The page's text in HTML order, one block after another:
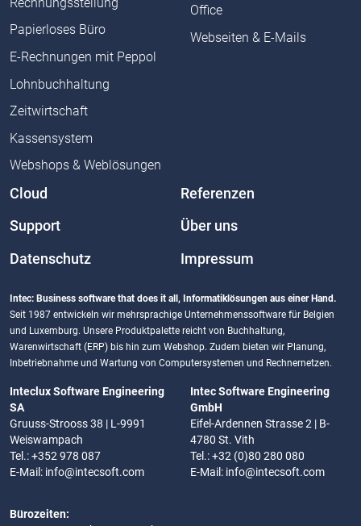
Papierloses Büro
E-Rechnungen mit Peppol
Lohnbuchhaltung
Zeitwirtschaft
Kassensystem
Webshops & Weblösungen
Office
Webseiten & E-Mails
Cloud Referenzen
Support Über uns
Datenschutz Impressum
Intec: Business software that does it all, Informatiklösungen aus einer Hand.
Seit 1987 entwickeln wir mehrsprachige Unternehmenssoftware für Belgien
und Luxemburg. Unsere Produktpalette reicht von Buchhaltung,
Warenwirtschaft (ERP) bis hin zum Webshop. Zudem bieten wir Planung,
Inbetriebnahme und Wartung von Computersystemen und Rechnernetzen.
Inteclux Software Engineering
SA
Gruuss-Strooss 38 | L-9991
Weiswampach
Tel.: +352 978 087
E-Mail: info@intecsoft.com
Intec Software Engineering
GmbH
Eifel-Ardennen Strasse 2 | B-
4780 St. Vith
Tel.: +32 (0)80 280 080
E-Mail: info@intecsoft.com
Bürozeiten: